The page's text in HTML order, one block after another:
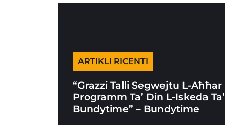
ARTIKLI RICENTI
“Grazzi Talli Segwejtu L-Aħħar
Programm Ta’ Din L-Iskeda Ta’
Bundytime” – Bundytime